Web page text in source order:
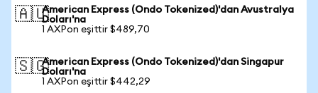
🇦🇺American Express (Ondo Tokenized)'dan Avustralya
Doları'na
1 AXPon eşittir $489,70
🇸🇬American Express (Ondo Tokenized)'dan Singapur
Doları'na
1 AXPon eşittir $442,29